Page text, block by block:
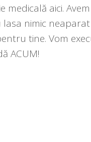
aici.
nimic
tine. Vom
ACUM!